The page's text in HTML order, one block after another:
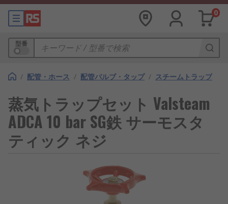
0
型番
/ 配管・ホース / 配管バルブ・タップ / スチームトラップ
蒸気トラップセット Valsteam
ADCA 10 bar SG鉄 サーモスタ
ティック ネジ